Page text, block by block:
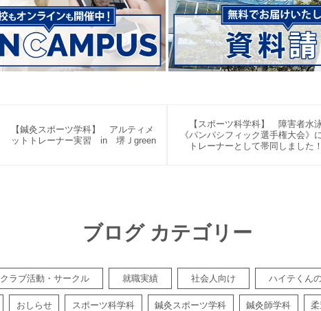
【鍼灸スポーツ学科】 アルティメ
ットトレーナー実習 in 堺Ｊgreen
【スポーツ科学科】 障害者水
《パンパシフィック選手権大会》
トレーナーとして帯同しました
ブログ カテゴリー
クラブ活動・サークル 就職実績 社会人向け ハイテくん
おしらせ スポーツ科学科 鍼灸スポーツ学科 鍼灸師学科